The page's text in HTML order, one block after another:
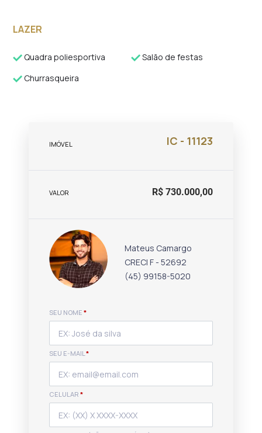
LAZER
Quadra poliesportiva
Salão de festas
Churrasqueira
IMÓVEL IC - 11123
VALOR R$ 730.000,00
Mateus Camargo
CRECI F - 52692
(45) 99158-5020
SEU NOME *
SEU E-MAIL*
CELULAR *